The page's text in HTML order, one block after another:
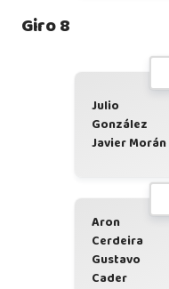
Giro 8
Julio
González
Javier Morán
Aron
Cerdeira
Gustavo
Cader